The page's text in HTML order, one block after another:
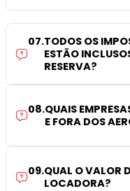
07.TODOS OS
ESTÃO
RESERVA?
08.QUAIS
E FORA DOS
09.QUAL O VALOR
LOCADORA?